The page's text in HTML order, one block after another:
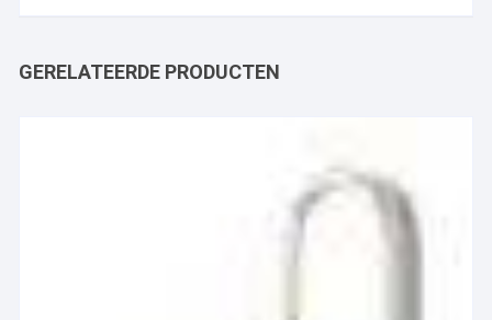
GERELATEERDE PRODUCTEN